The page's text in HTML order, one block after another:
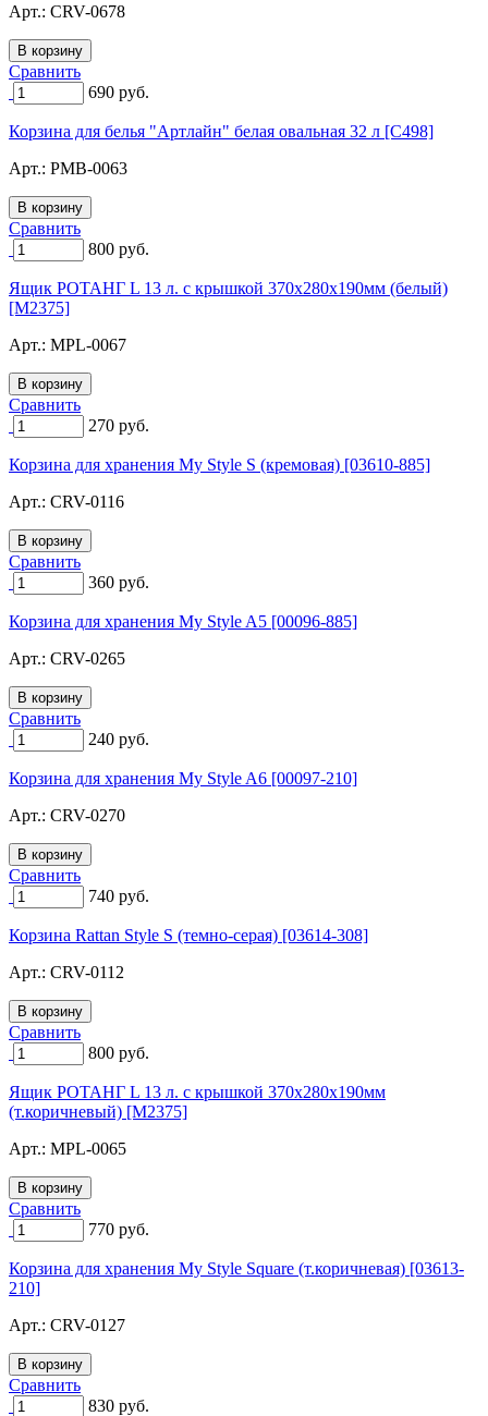
Арт.: CRV-0678
Сравнить
690 руб.
Корзина для белья "Артлайн" белая овальная 32 л [C498]
Арт.: PMB-0063
Сравнить
800 руб.
Ящик РОТАНГ L 13 л. с крышкой 370х280х190мм (белый)
[M2375]
Арт.: MPL-0067
Сравнить
270 руб.
Корзина для хранения My Style S (кремовая) [03610-885]
Арт.: CRV-0116
Сравнить
360 руб.
Корзина для хранения My Style A5 [00096-885]
Арт.: CRV-0265
Сравнить
240 руб.
Корзина для хранения My Style A6 [00097-210]
Арт.: CRV-0270
Сравнить
740 руб.
Корзина Rattan Style S (темно-серая) [03614-308]
Арт.: CRV-0112
Сравнить
800 руб.
Ящик РОТАНГ L 13 л. с крышкой 370х280х190мм
(т.коричневый) [M2375]
Арт.: MPL-0065
Сравнить
770 руб.
Корзина для хранения My Style Square (т.коричневая) [03613-
210]
Арт.: CRV-0127
Сравнить
830 руб.